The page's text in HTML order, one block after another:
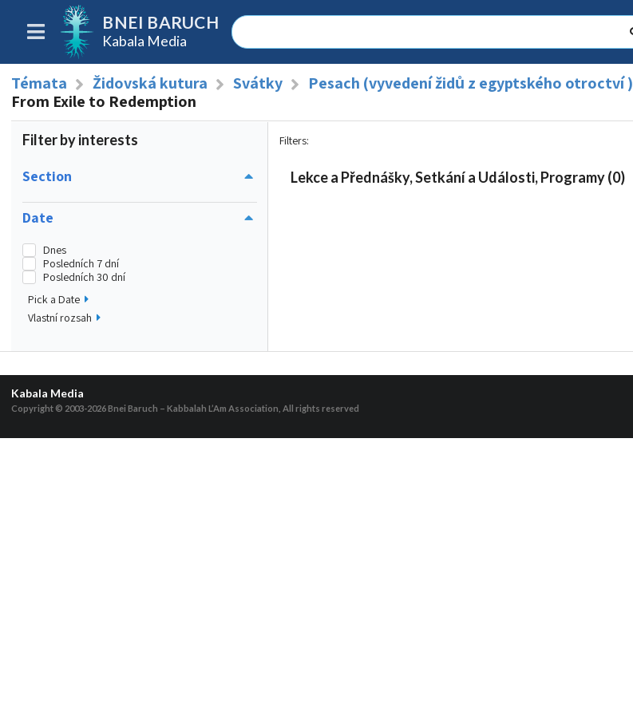
BNEI BARUCH
Kabala Media
Témata Židovská kutura Svátky Pesach (vyvedení židů z egyptského otroctví )
From Exile to Redemption
Filter by interests
Section
Date
Dnes
Posledních 7 dní
Posledních 30 dní
Pick a Date
Vlastní rozsah
Filters:
Lekce a Přednášky, Setkání a Události, Programy (0)
Kabala Media
Copyright © 2003-2026Bnei Baruch – Kabbalah L’Am Association, All rights reserved